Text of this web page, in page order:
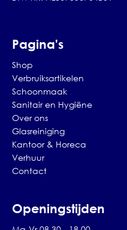
Pagina's
Shop
Verbruiksartikelen
Schoonmaak
Sanitair en Hygiëne
Over ons
Glasreiniging
Kantoor & Horeca
Verhuur
Contact
Openingstijden